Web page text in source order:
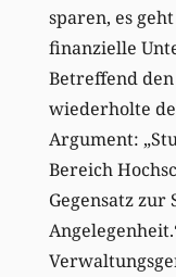
sparen, es
finanzielle
Betreffend
wiederholte
Argument:
Bereich
Gegensatz